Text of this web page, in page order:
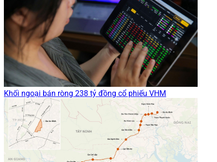
Khối ngoại bán ròng 238 tỷ đồng cổ phiếu VHM